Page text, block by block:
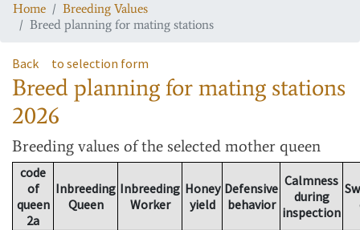
Home
Breeding Values
Breed planning for mating stations
Back to selection form
Breed planning for mating stations
2026
Breeding values of the selected mother queen
code
of
queen
2a
Inbreeding
Queen
Inbreeding
Worker
Honey
yield
Defensive
behavior
Calmness
during
inspection